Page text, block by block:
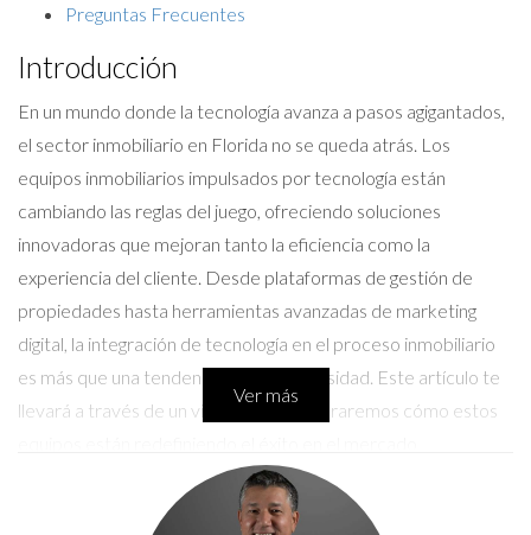
Preguntas Frecuentes
Introducción
En un mundo donde la tecnología avanza a pasos agigantados,
el sector inmobiliario en Florida no se queda atrás. Los
equipos inmobiliarios impulsados por tecnología están
cambiando las reglas del juego, ofreciendo soluciones
innovadoras que mejoran tanto la eficiencia como la
experiencia del cliente. Desde plataformas de gestión de
propiedades hasta herramientas avanzadas de marketing
digital, la integración de tecnología en el proceso inmobiliario
es más que una tendencia; es una necesidad. Este artículo te
llevará a través de un viaje donde exploraremos cómo estos
Ver más